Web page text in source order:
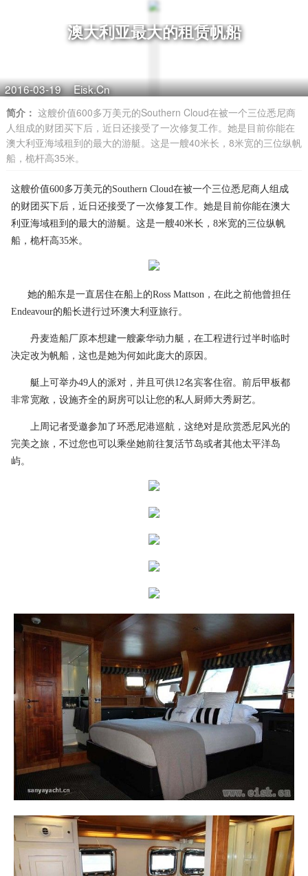
澳大利亚最大的租赁帆船
2016-03-19 Eisk.Cn
简介： 这艘价值600多万美元的Southern Cloud在被一个三位悉尼商
人组成的财团买下后，近日还接受了一次修复工作。她是目前你能在
澳大利亚海域租到的最大的游艇。这是一艘40米长，8米宽的三位纵帆
船，桅杆高35米。
这艘价值600多万美元的Southern Cloud在被一个三位悉尼商人组成
的财团买下后，近日还接受了一次修复工作。她是目前你能在澳大
利亚海域租到的最大的游艇。这是一艘40米长，8米宽的三位纵帆
船，桅杆高35米。
她的船东是一直居住在船上的Ross Mattson，在此之前他曾担任
Endeavour的船长进行过环澳大利亚旅行。
丹麦造船厂原本想建一艘豪华动力艇，在工程进行过半时临时
决定改为帆船，这也是她为何如此庞大的原因。
艇上可举办49人的派对，并且可供12名宾客住宿。前后甲板都
非常宽敞，设施齐全的厨房可以让您的私人厨师大秀厨艺。
上周记者受邀参加了环悉尼港巡航，这绝对是欣赏悉尼风光的
完美之旅，不过您也可以乘坐她前往复活节岛或者其他太平洋岛
屿。